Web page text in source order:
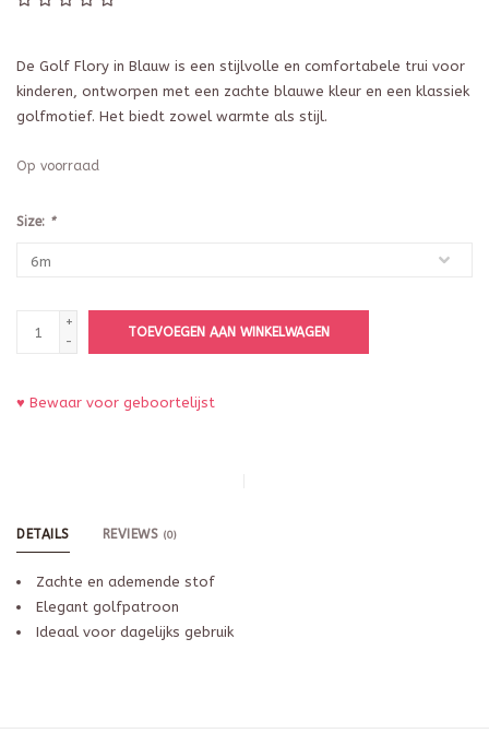
De Golf Flory in Blauw is een stijlvolle en comfortabele trui voor
kinderen, ontworpen met een zachte blauwe kleur en een klassiek
golfmotief. Het biedt zowel warmte als stijl.
Op voorraad
Size: *
+
-
TOEVOEGEN AAN WINKELWAGEN
♥ Bewaar voor geboortelijst
DETAILS REVIEWS (0)
Zachte en ademende stof
Elegant golfpatroon
Ideaal voor dagelijks gebruik